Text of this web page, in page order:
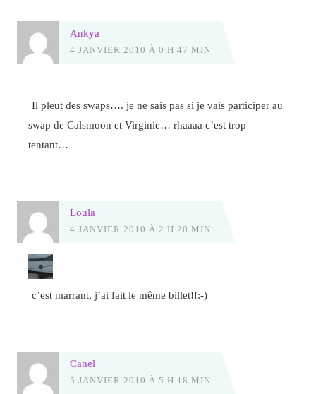
Ankya
4 JANVIER 2010 À 0 H 47 MIN
Il pleut des swaps…. je ne sais pas si je vais participer au
swap de Calsmoon et Virginie… rhaaaa c’est trop
tentant…
Loula
4 JANVIER 2010 À 2 H 20 MIN
c’est marrant, j’ai fait le même billet!!:-)
Canel
5 JANVIER 2010 À 5 H 18 MIN